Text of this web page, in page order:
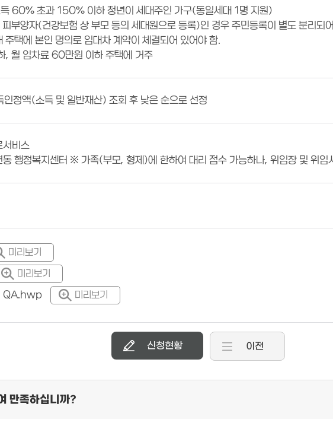
60% 초과 150% 이하 청년이 세대주인 가구(동일세대 1명 지원)
부양자(건강보험 상 부모 등의 세대원으로 등록)인 경우 주민등록이 별도 분리되
택에 본인 명의로 임대차 계약이 체결되어 있어야 함.
, 월 임차료 60만원 이하 주택에 거주
인정액(소득 및 일반재산) 조회 후 낮은 순으로 선정
비스
행정복지센터 ※ 가족(부모, 형제)에 한하여 대리 접수 가능하나, 위임장 및 위임
미리보기
미리보기
QA.hwp 미리보기
신청현황 이전
만족하십니까?